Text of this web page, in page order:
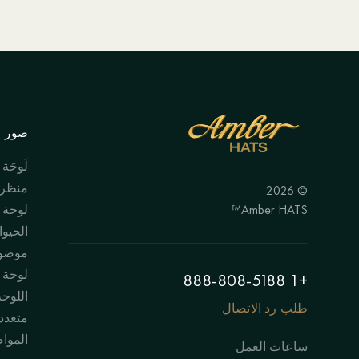
© 2026
Amber HATS™
+1 888-808-5188
طلب رد الاتصال
ساعات العمل
صور
لَوحَة
لوحة
لوحة